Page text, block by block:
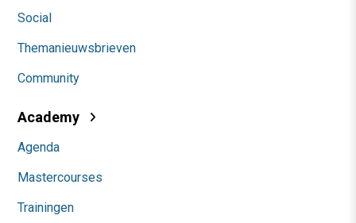
Social
Themanieuwsbrieven
Community
Academy
Agenda
Mastercourses
Trainingen